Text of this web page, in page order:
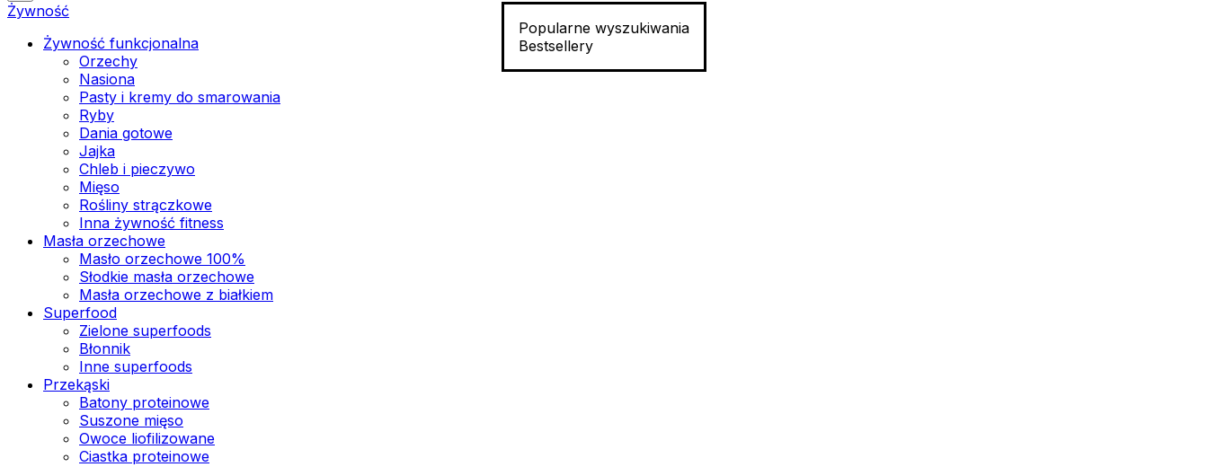
Popularne wyszukiwania
Bestsellery
Żywność
Żywność funkcjonalna
Orzechy
Nasiona
Pasty i kremy do smarowania
Ryby
Dania gotowe
Jajka
Chleb i pieczywo
Mięso
Rośliny strączkowe
Inna żywność fitness
Masła orzechowe
Masło orzechowe 100%
Słodkie masła orzechowe
Masła orzechowe z białkiem
Superfood
Zielone superfoods
Błonnik
Inne superfoods
Przekąski
Batony proteinowe
Suszone mięso
Owoce liofilizowane
Ciastka proteinowe